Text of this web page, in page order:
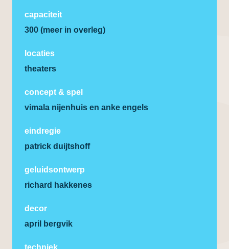
capaciteit
300 (meer in overleg)
locaties
theaters
concept & spel
vimala nijenhuis en anke engels
eindregie
patrick duijtshoff
geluidsontwerp
richard hakkenes
decor
april bergvik
techniek